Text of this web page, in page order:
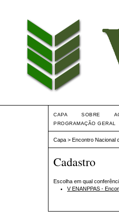
CAPA SOBRE
PROGRAMAÇÃO GERAL
Capa > Encontro Nacional
Cadastro
Escolha em qual
V ENANPPAS -